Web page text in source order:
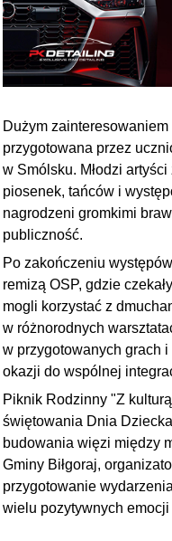
Dużym
przygotowana przez
w Smólsku. Młodzi
piosenek, tańców i
nagrodzeni gromkimi
publiczność.
Po zakończeniu
remizą OSP, gdzie
mogli korzystać z
w różnorodnych
w przygotowanych grach
okazji do wspólnej
Piknik Rodzinny "Z
świętowania Dnia
budowania więzi między
Gminy Biłgoraj,
przygotowanie
wielu pozytywnych